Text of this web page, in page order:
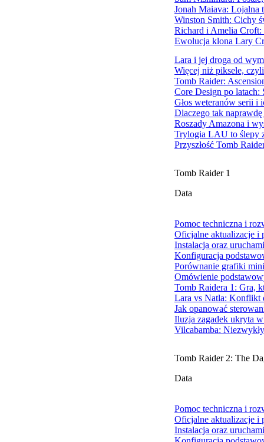
Jonah Maiava:
Winston Smith: Cichy
Richard i Amelia Croft:
Ewolucja klona Lary
Lara i jej droga od
Więcej niż piksele,
Tomb Raider:
Core Design po
Głos weteranów serii i
Dlaczego tak
Roszady Amazona i
Trylogia LAU to ślepy
Przyszłość Tomb
Tomb Raider 1
Data
Pomoc techniczna i
Oficjalne aktualizacje i
Instalacja oraz
Konfiguracja
Porównanie grafiki
Omówienie
Tomb Raidera 1: Gra,
Lara vs Natla: Konflikt
Jak opanować
Iluzja zagadek ukryta
Vilcabamba:
Tomb Raider 2: The
Data
Pomoc techniczna i
Oficjalne aktualizacje i
Instalacja oraz